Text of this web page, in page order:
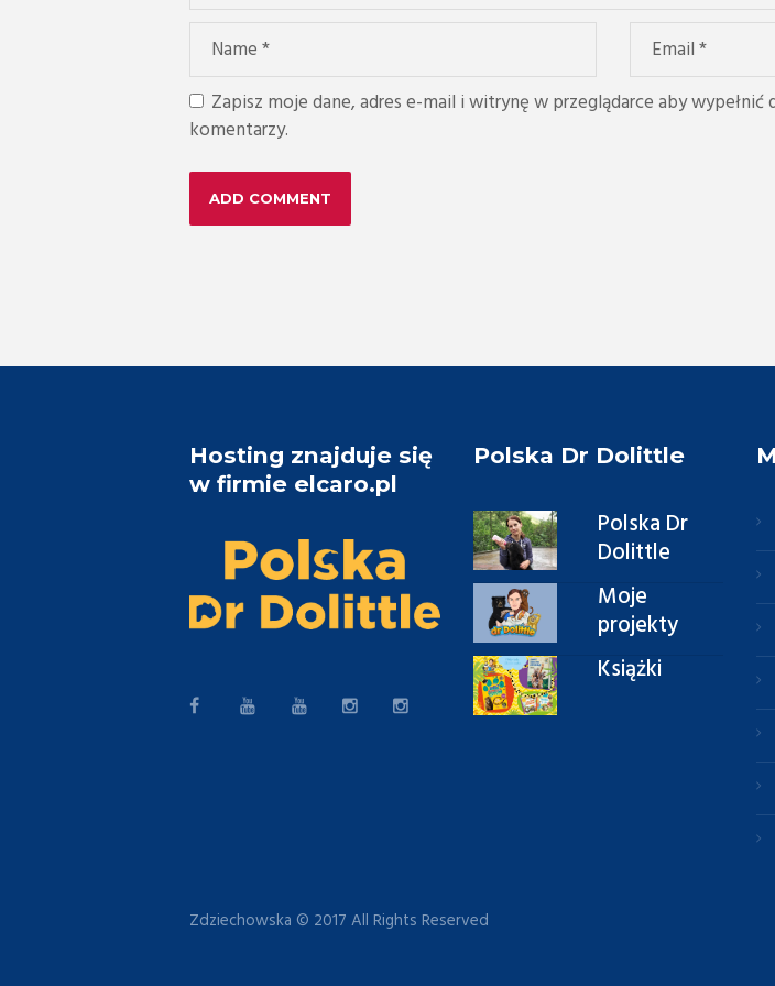
Zapisz moje dane, adres e-mail i witrynę w przeglądarce aby wypełnić
komentarzy.
Hosting znajduje się
w firmie elcaro.pl
Polska Dr Dolittle
Polska Dr
Dolittle
Moje
projekty
Książki
Zdziechowska © 2017 All Rights Reserved